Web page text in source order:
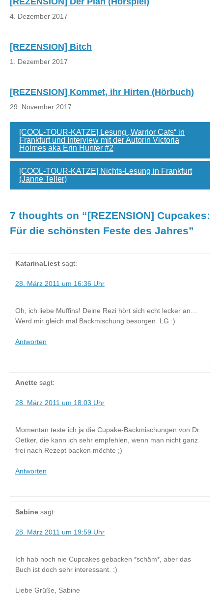
4. Dezember 2017
[REZENSION] Bitch
1. Dezember 2017
[REZENSION] Kommet, ihr Hirten (Hörbuch)
29. November 2017
[COOL-TOUR-KATZE] Lesung „Warrior Cats“ in
Frankfurt und Interview mit der Autorin Victoria
Holmes aka Erin Hunter #2
[COOL-TOUR-KATZE] Nichts-Lesung in Frankfurt
(Janne Teller)
7 thoughts on “[REZENSION] Cupcakes:
Für die schönsten Feste des Jahres”
KatarinaLiest sagt:
28. März 2011 um 16:36 Uhr
Oh, ich liebe Muffins! Deine Rezi hört sich echt lecker an…
Werd mir gleich mal Backmischung besorgen. LG :)
Antworten
Anette sagt:
28. März 2011 um 18:03 Uhr
Momentan teste ich ja die Cupake-Backmischungen von Dr.
Oetker, die kann ich sehr empfehlen, wenn man nicht ganz
frei nach Rezept backen möchte ;)
Antworten
Sabine sagt:
28. März 2011 um 19:59 Uhr
Ich hab noch nie Cupcakes gebacken *schäm*, aber das
Buch ist doch sehr interessant. :)
Liebe Grüße, Sabine